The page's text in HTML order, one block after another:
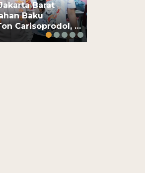
Barat
Baku
Carisoprodol, …